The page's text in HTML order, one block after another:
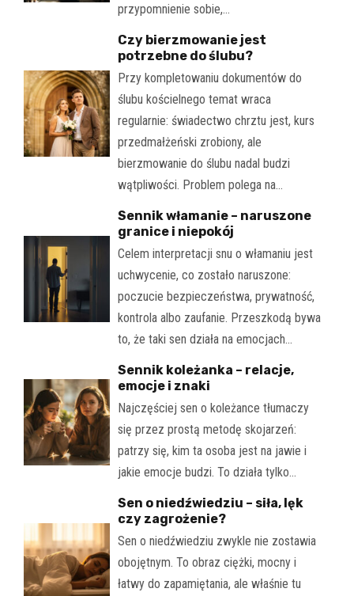
przypomnienie sobie,…
Czy bierzmowanie jest
potrzebne do ślubu?
Przy kompletowaniu dokumentów do
ślubu kościelnego temat wraca
regularnie: świadectwo chrztu jest, kurs
przedmałżeński zrobiony, ale
bierzmowanie do ślubu nadal budzi
wątpliwości. Problem polega na…
Sennik włamanie – naruszone
granice i niepokój
Celem interpretacji snu o włamaniu jest
uchwycenie, co zostało naruszone:
poczucie bezpieczeństwa, prywatność,
kontrola albo zaufanie. Przeszkodą bywa
to, że taki sen działa na emocjach…
Sennik koleżanka – relacje,
emocje i znaki
Najczęściej sen o koleżance tłumaczy
się przez prostą metodę skojarzeń:
patrzy się, kim ta osoba jest na jawie i
jakie emocje budzi. To działa tylko…
Sen o niedźwiedziu – siła, lęk
czy zagrożenie?
Sen o niedźwiedziu zwykle nie zostawia
obojętnym. To obraz ciężki, mocny i
łatwy do zapamiętania, ale właśnie tu